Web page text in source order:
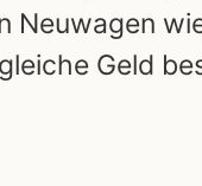
Neuwagen
Geld